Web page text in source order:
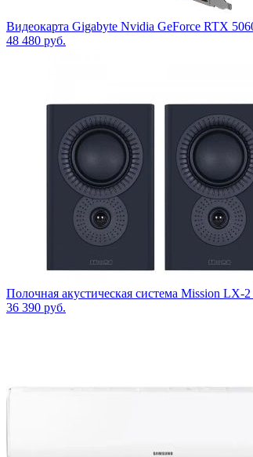
Видеокарта Gigabyte Nvidia GeForce RTX
48 480 руб.
Полочная акустическая система Mission LX-
36 390 руб.